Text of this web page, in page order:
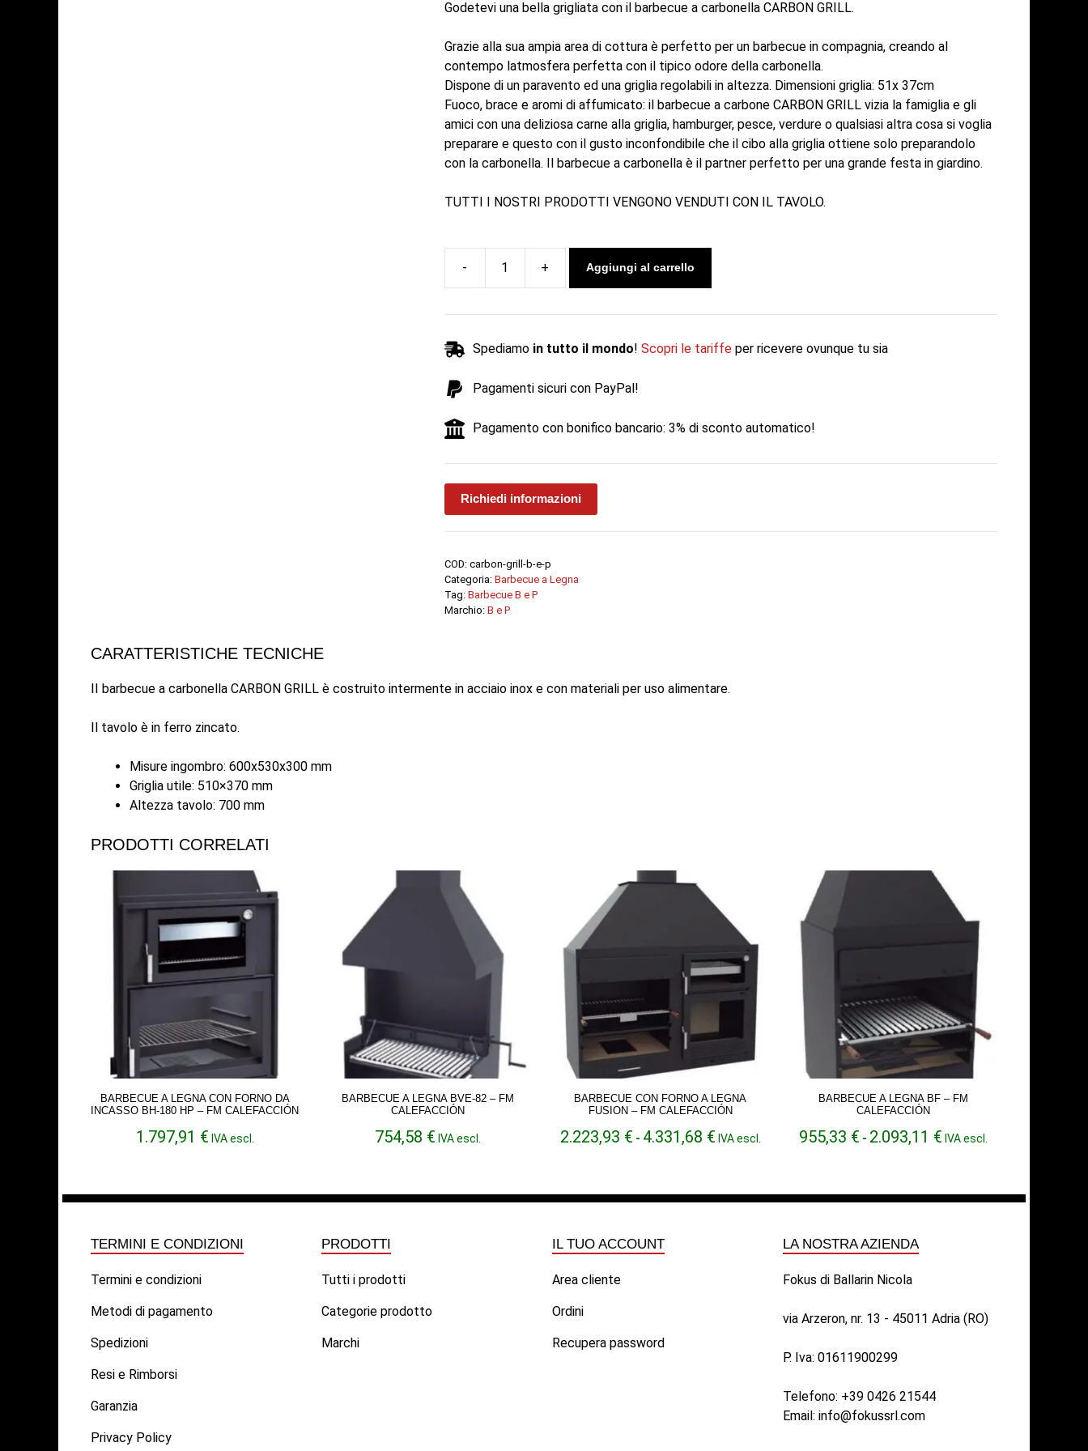
Godetevi una bella grigliata con il barbecue a carbonella CARBON GRILL.
Grazie alla sua ampia area di cottura è perfetto per un barbecue in compagnia, creando al
contempo latmosfera perfetta con il tipico odore della carbonella.
Dispone di un paravento ed una griglia regolabili in altezza. Dimensioni griglia: 51x 37cm
Fuoco, brace e aromi di affumicato: il barbecue a carbone CARBON GRILL vizia la famiglia e gli
amici con una deliziosa carne alla griglia, hamburger, pesce, verdure o qualsiasi altra cosa si voglia
preparare e questo con il gusto inconfondibile che il cibo alla griglia ottiene solo preparandolo
con la carbonella. Il barbecue a carbonella è il partner perfetto per una grande festa in giardino.
TUTTI I NOSTRI PRODOTTI VENGONO VENDUTI CON IL TAVOLO.
carbonella
GRILL
B.
P.
Aggiungi al carrello
Spediamo in tutto il mondo! Scopri le tariffeper ricevere ovunque tu sia
Pagamenti sicuri con PayPal!
Pagamento con bonifico bancario: 3% di sconto automatico!
Richiedi informazioni
COD: carbon-grill-b-e-p
Categoria: Barbecue a Legna
Tag: Barbecue B e P
Marchio: B e P
CARATTERISTICHE TECNICHE
II barbecue a carbonella CARBON GRILL è costruito intermente in acciaio inox e con materiali per uso alimentare.
Il tavolo è in ferro zincato.
Misure ingombro: 600x530x300 mm
Griglia utile: 510×370 mm
Altezza tavolo: 700 mm
PRODOTTI CORRELATI
BARBECUE A LEGNA CON FORNO DA
INCASSO BH-180 HP – FM CALEFACCIÓN
1.797,91 € IVA escl.
BARBECUE A LEGNA BVE-82 – FM
CALEFACCIÓN
754,58 € IVA escl.
BARBECUE CON FORNO A LEGNA
FUSION – FM CALEFACCIÓN
2.223,93 € - 4.331,68 €Fascia
2.223,93 €
IVA escl.
BARBECUE A LEGNA BF – FM
CALEFACCIÓN
955,33 € - 2.093,11 €Fascia
955,33 €
IVA escl.
TERMINI E CONDIZIONI
Termini e condizioni
Metodi di pagamento
Spedizioni
Resi e Rimborsi
Garanzia
Privacy Policy
PRODOTTI
Tutti i prodotti
Categorie prodotto
Marchi
IL TUO ACCOUNT
Area cliente
Ordini
Recupera password
LA NOSTRA AZIENDA
Fokus di Ballarin Nicola
via Arzeron, nr. 13 - 45011 Adria (RO)
P. Iva: 01611900299
Telefono: +39 0426 21544
Email: info@fokussrl.com